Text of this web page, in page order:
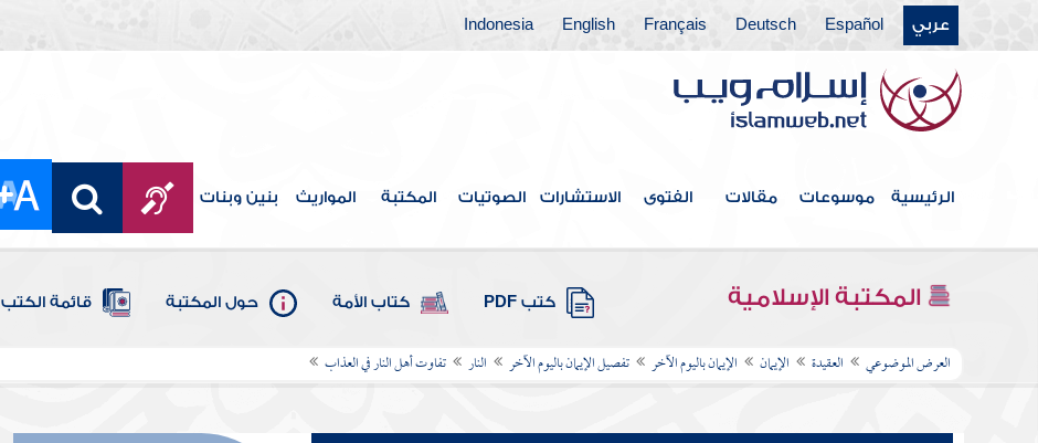
عربي Español
Deutsch
Français
English
Indonesia
الرئيسية موسوعات مقالات الفتوى الاستشارات الصوتيات المكتبة المواريث بنين وبنات
المكتبة الإسلامية كتب PDF كتاب الأمة حول المكتبة قائمة الكتب
العرض الموضوعي العقيدة الإيمان الإيمان باليوم الآخر تفصيل الإيمان باليوم الآخر النار تفاوت أهل النار في العذاب